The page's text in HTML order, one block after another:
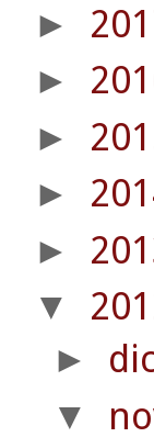
►
►
►
►
►
▼
►
▼